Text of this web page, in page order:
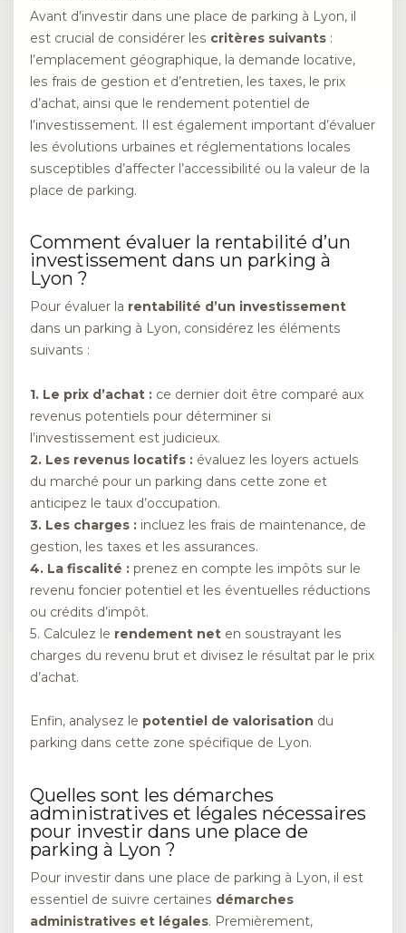
Avant d’investir dans une place de parking à Lyon, il
est crucial de considérer les critères suivants :
l’emplacement géographique, la demande locative,
les frais de gestion et d’entretien, les taxes, le prix
d’achat, ainsi que le rendement potentiel de
l’investissement. Il est également important d’évaluer
les évolutions urbaines et réglementations locales
susceptibles d’affecter l’accessibilité ou la valeur de la
place de parking.
Comment évaluer la rentabilité d’un
investissement dans un parking à
Lyon ?
Pour évaluer la rentabilité d’un investissement
dans un parking à Lyon, considérez les éléments
suivants :
1. Le prix d’achat : ce dernier doit être comparé aux
revenus potentiels pour déterminer si
l’investissement est judicieux.
2. Les revenus locatifs : évaluez les loyers actuels
du marché pour un parking dans cette zone et
anticipez le taux d’occupation.
3. Les charges : incluez les frais de maintenance, de
gestion, les taxes et les assurances.
4. La fiscalité : prenez en compte les impôts sur le
revenu foncier potentiel et les éventuelles réductions
ou crédits d’impôt.
5. Calculez le rendement net en soustrayant les
charges du revenu brut et divisez le résultat par le prix
d’achat.
Enfin, analysez le potentiel de valorisation du
parking dans cette zone spécifique de Lyon.
Quelles sont les démarches
administratives et légales nécessaires
pour investir dans une place de
parking à Lyon ?
Pour investir dans une place de parking à Lyon, il est
essentiel de suivre certaines démarches
administratives et légales. Premièrement,